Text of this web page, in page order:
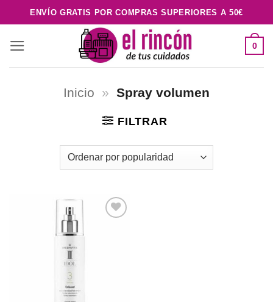
al
contenido
ENVÍO GRATIS POR COMPRAS SUPERIORES A 50€
0
Inicio » Spray volumen
FILTRAR